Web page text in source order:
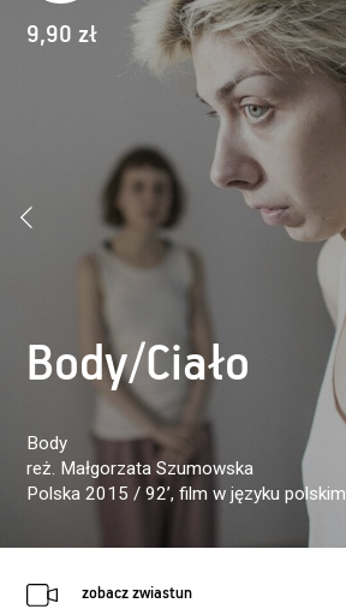
9,90 zł
Body/Ciało
Body
reż. Małgorzata Szumowska
Polska 2015 / 92’, film w języku polskim
zobacz zwiastun